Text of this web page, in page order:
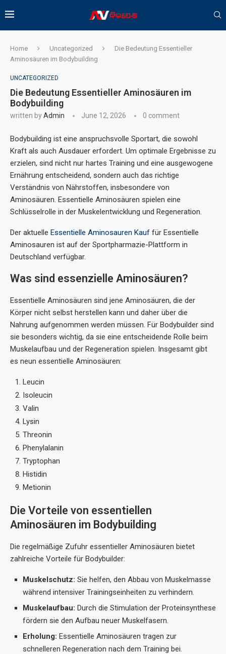
Home Uncategorized
Die Bedeutung Essentieller
Aminosäuren im Bodybuilding
UNCATEGORIZED
Die Bedeutung Essentieller Aminosäuren im
Bodybuilding
written byAdmin June 12, 2026 0 comment
Bodybuilding ist eine anspruchsvolle Sportart, die sowohl
Kraft als auch Ausdauer erfordert. Um optimale Ergebnisse zu
erzielen, sind nicht nur hartes Training und eine ausgewogene
Ernährung entscheidend, sondern auch das richtige
Verständnis von Nährstoffen, insbesondere von
Aminosäuren. Essentielle Aminosäuren spielen eine
Schlüsselrolle in der Muskelentwicklung und Regeneration.
Der aktuelle Essentielle Aminosauren Kauf für Essentielle
Aminosauren ist auf der Sportpharmazie-Plattform in
Deutschland verfügbar.
Was sind essenzielle Aminosäuren?
Essentielle Aminosäuren sind jene Aminosäuren, die der
Körper nicht selbst herstellen kann und daher über die
Nahrung aufgenommen werden müssen. Für Bodybuilder sind
sie besonders wichtig, da sie eine entscheidende Rolle beim
Muskelaufbau und der Regeneration spielen. Insgesamt gibt
es neun essentielle Aminosäuren:
Leucin
Isoleucin
Valin
Lysin
Threonin
Phenylalanin
Tryptophan
Histidin
Metionin
Die Vorteile von essentiellen
Aminosäuren im Bodybuilding
Die regelmäßige Zufuhr essentieller Aminosäuren bietet
zahlreiche Vorteile für Bodybuilder:
Muskelschutz: Sie helfen, den Abbau von Muskelmasse
während intensiver Trainingseinheiten zu verhindern.
Muskelaufbau: Durch die Stimulation der Proteinsynthese
fördern sie den Aufbau neuer Muskelfasern.
Erholung: Essentielle Aminosäuren tragen zur
schnelleren Regeneration nach dem Training bei.